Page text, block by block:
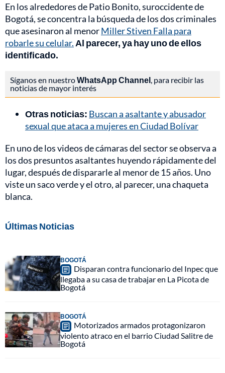
En los alrededores de Patio Bonito, suroccidente de
Bogotá, se concentra la búsqueda de los dos criminales
que asesinaron al menorMiller Stiven Falla para
robarle su celular. Al parecer, ya hay uno de ellos
identificado.
Síganos en nuestroWhatsApp Channel , para recibir las
noticias de mayor interés
Otras noticias: Buscan a asaltante y abusador
sexual que ataca a mujeres en Ciudad Bolívar
En uno de los videos de cámaras del sector se observa a
los dos presuntos asaltantes huyendo rápidamente del
lugar, después de dispararle al menor de 15 años. Uno
viste un saco verde y el otro, al parecer, una chaqueta
blanca.
Últimas Noticias
BOGOTÁ
Disparan contra funcionario del Inpec que
llegaba a su casa de trabajar en La Picota de
Bogotá
BOGOTÁ
Motorizados armados protagonizaron
violento atraco en el barrio Ciudad Salitre de
Bogotá